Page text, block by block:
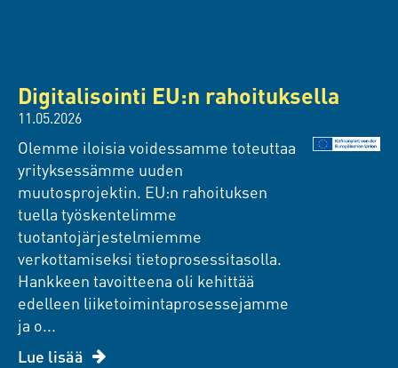
Digitalisointi EU:n rahoituksella
11.05.2026
Olemme iloisia voidessamme toteuttaa
yrityksessämme uuden
muutosprojektin. EU:n rahoituksen
tuella työskentelimme
tuotantojärjestelmiemme
verkottamiseksi tietoprosessitasolla.
Hankkeen tavoitteena oli kehittää
edelleen liiketoimintaprosessejamme
ja o...
Lue lisää